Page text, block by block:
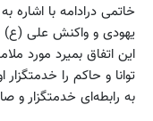
خاتمی درادامه با
یهودی و واکنش علی (ع)
این اتفاق بمیرد مورد
توانا و حاکم را
به رابطه‌ای خدمتگزار